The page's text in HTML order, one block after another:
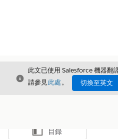
結束
此文已使用 Salesforce 機器翻
請參見此處。 切換至英文
顯示目錄
目錄